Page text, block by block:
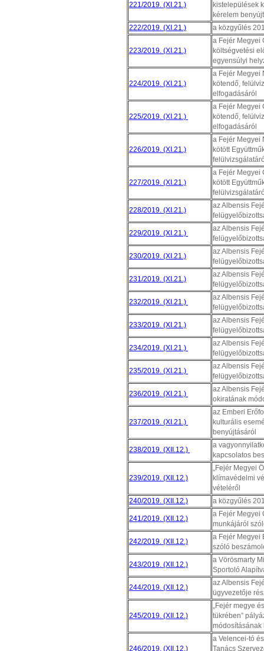
221/2019. (XI.21.)
kistelepülések
kérelem
222/2019. (XI.21.)
a közgyűlés
223/2019. (XI.21.)
a Fejér Megyei
költségvetési
egyensúlyi
224/2019. (XI.21.)
a Fejér Megyei
kötendő,
elfogadásáról
225/2019. (XI.21.)
a Fejér Megyei
kötendő,
elfogadásáról
226/2019. (XI.21.)
a Fejér Megyei
kötött
227/2019. (XI.21.)
a Fejér Megyei
kötött
228/2019. (XI.21.)
az Albensis
229/2019. (XI.21.)
az Albensis
230/2019. (XI.21.)
az Albensis
231/2019. (XI.21.)
az Albensis
232/2019. (XI.21.)
az Albensis
233/2019. (XI.21.)
az Albensis
234/2019. (XI.21.)
az Albensis
235/2019. (XI.21.)
az Albensis
236/2019. (XI.21.)
az Albensis
okiratának
237/2019. (XI.21.)
az Emberi
kulturális
benyújtásáról
238/2019. (XII.12.)
a
kapcsolatos
239/2019. (XII.12.)
„Fejér Megyei
klímavédelmi
vételéről
240/2019. (XII.12.)
a közgyűlés
241/2019. (XII.12.)
a Fejér Megyei
munkájáról
242/2019. (XII.12.)
a Fejér Megyei
szóló
243/2019. (XII.12.)
a Vörösmarty
Sportoló
244/2019. (XII.12.)
az Albensis
ügyvezetője
245/2019. (XII.12.)
„Fejér megye
tükrében”
módosításának
246/2019. (XII.12.)
a Velencei-tó
Tanács